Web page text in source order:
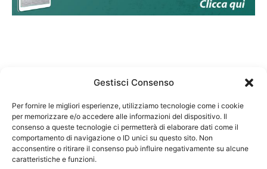
Gestisci Consenso
Per fornire le migliori esperienze, utilizziamo tecnologie come i cookie
per memorizzare e/o accedere alle informazioni del dispositivo. Il
consenso a queste tecnologie ci permetterà di elaborare dati come il
comportamento di navigazione o ID unici su questo sito. Non
acconsentire o ritirare il consenso può influire negativamente su alcune
caratteristiche e funzioni.
Federazione Nazionale Degli Ordini dei Biologi:
codice fiscale 80069130583
Responsabile sito internet www.fnob.it: Vincenzo